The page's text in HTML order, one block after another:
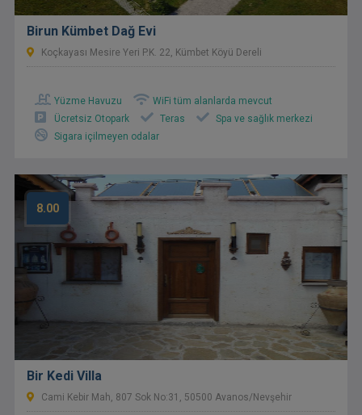
Birun Kümbet Dağ Evi
Koçkayası Mesire Yeri P.K. 22, Kümbet Köyü Dereli
Yüzme Havuzu
WiFi tüm alanlarda mevcut
Ücretsiz Otopark
Teras
Spa ve sağlık merkezi
Sigara içilmeyen odalar
8.00
Bir Kedi Villa
Cami Kebir Mah, 807 Sok No:31, 50500 Avanos/Nevşehir